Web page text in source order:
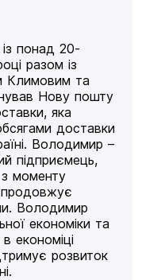
понад 20-
разом із
Климовим та
Нову пошту
яка
доставки
Володимир –
підприємець,
з моменту
продовжує
Володимир
економіки та
економіці
розвиток